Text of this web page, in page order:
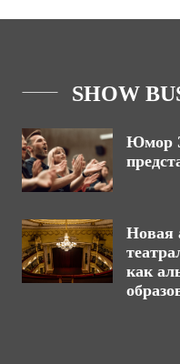
SHOW
Юмор
Новая
как